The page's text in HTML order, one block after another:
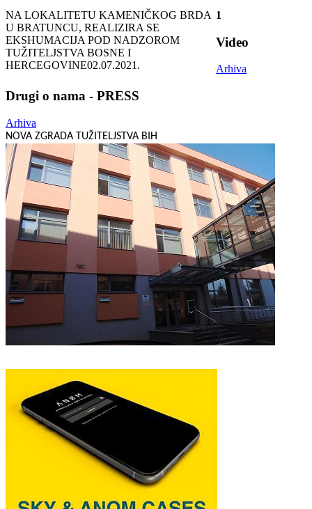
NA LOKALITETU KAMENIČKOG BRDA
U BRATUNCU, REALIZIRA SE
EKSHUMACIJA POD NADZOROM
TUŽITELJSTVA BOSNE I
HERCEGOVINE02.07.2021.
1
Video
Arhiva
Drugi o nama - PRESS
Arhiva
NOVA ZGRADA TUŽITELJSTVA BIH